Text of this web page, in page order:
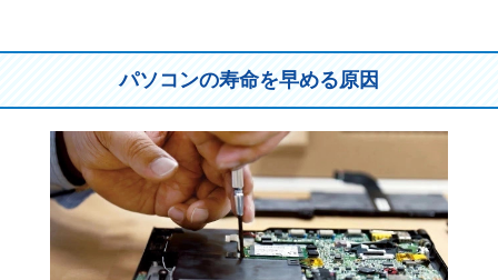
パソコンの寿命を早める原因